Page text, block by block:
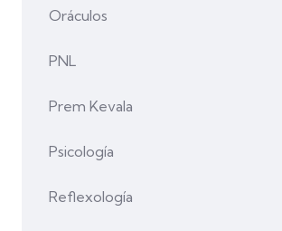
Oráculos
PNL
Prem Kevala
Psicología
Reflexología